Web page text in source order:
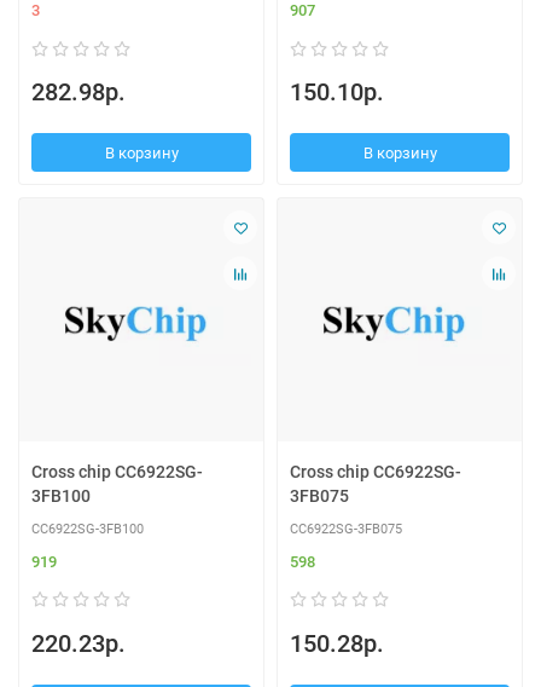
3
282.98р.
В корзину
907
150.10р.
В корзину
Cross chip CC6922SG-
3FB100
CC6922SG-3FB100
919
220.23р.
Cross chip CC6922SG-
3FB075
CC6922SG-3FB075
598
150.28р.